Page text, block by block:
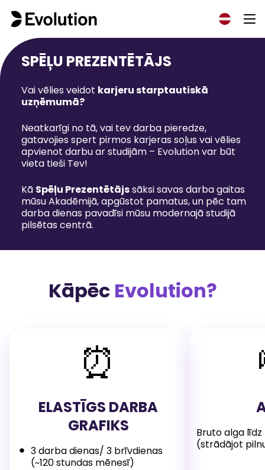
SPĒĻU PREZENTĒTĀJS
Vai vēlies veidot karjeru starptautiskā
uzņēmumā?
Neatkarīgi no tā, vai tev darba pieredze,
gatavojies spert pirmos karjeras soļus vai vēlies
apvienot darbu ar studijām – Evolution var būt
vieta tieši Tev!
Kā Spēļu Prezentētājssāksi savas darba gaitas
mūsu Akadēmijā, apgūstot pamatus, un pēc tam
darba dienas pavadīsi mūsu modernajā studijā
pilsētas centrā.
Kāpēc Evolution?
⏰
ELASTĪGS DARBA
GRAFIKS
3 darba dienas/ 3 brīvdienas
(~120 stundas mēnesī)
Bruto alga līdz
(strādājot